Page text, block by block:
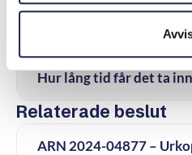
Hur felsöker jag en
Hur lång tid får det ta
Relaterade beslut
ARN 2024-04877 –